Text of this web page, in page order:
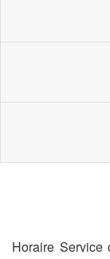
Horaire Service